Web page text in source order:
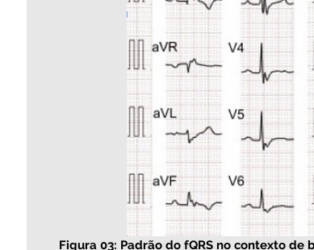
Figura 03: Padrão do fQRS no contexto